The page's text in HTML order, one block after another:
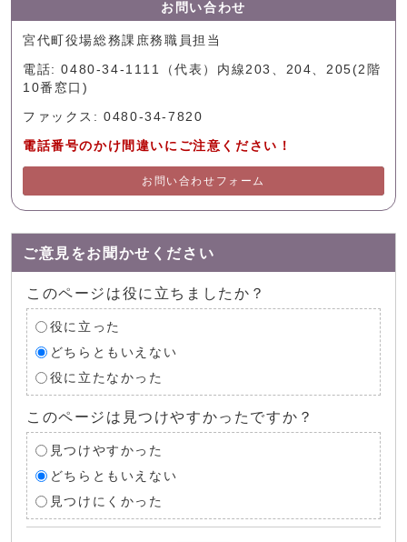
お問い合わせ
宮代町役場総務課庶務職員担当
電話: 0480-34-1111（代表）内線203、204、205(2階
10番窓口)
ファックス: 0480-34-7820
電話番号のかけ間違いにご注意ください！
お問い合わせフォーム
ご意見をお聞かせください
このページは役に立ちましたか？
役に立った
どちらともいえない
役に立たなかった
このページは見つけやすかったですか？
見つけやすかった
どちらともいえない
見つけにくかった